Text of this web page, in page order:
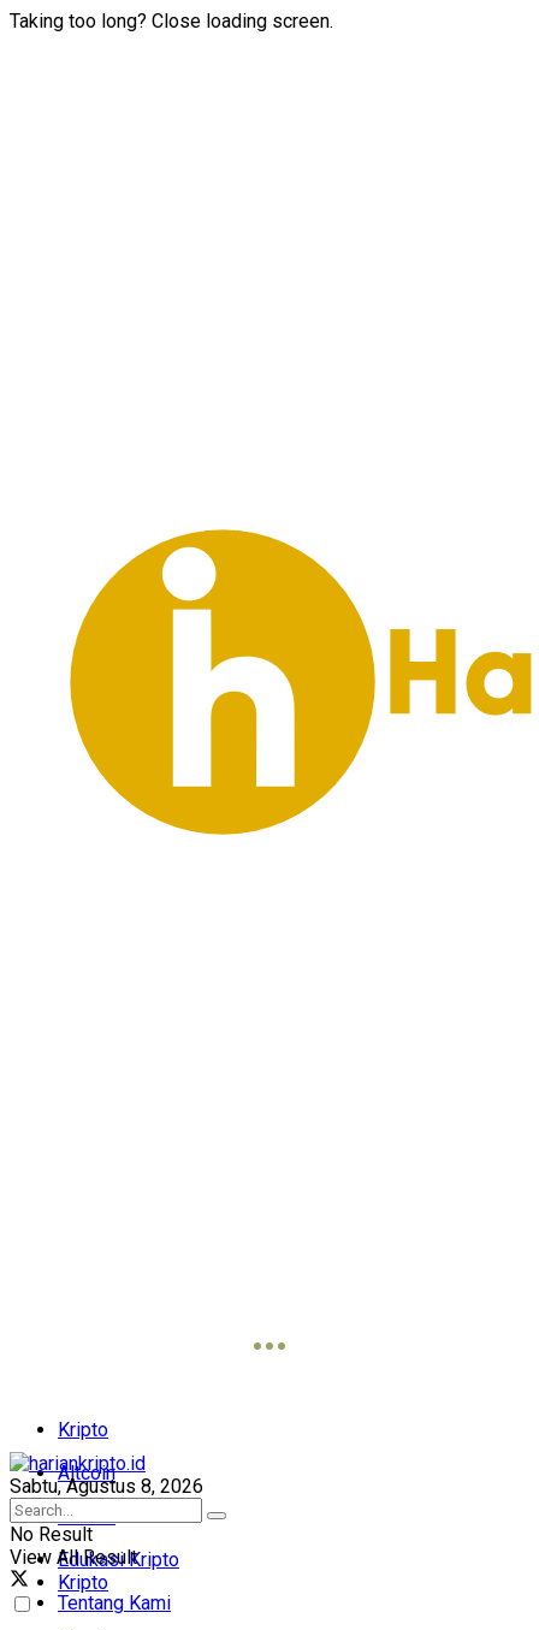
Taking too long? Close loading screen.
Kripto
Altcoin
Bitcoin
Edukasi Kripto
Tentang Kami
Sabtu, Agustus 8, 2026
No Result
View All Result
Kripto